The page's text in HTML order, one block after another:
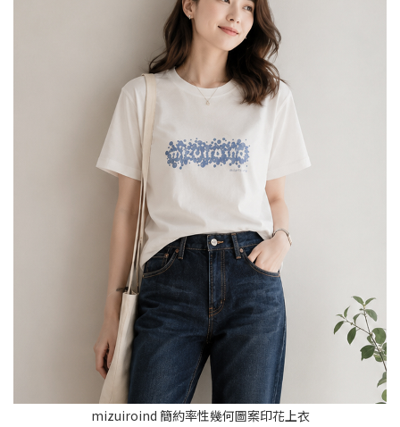
mizuiroind 簡約率性幾何圖案印花上衣